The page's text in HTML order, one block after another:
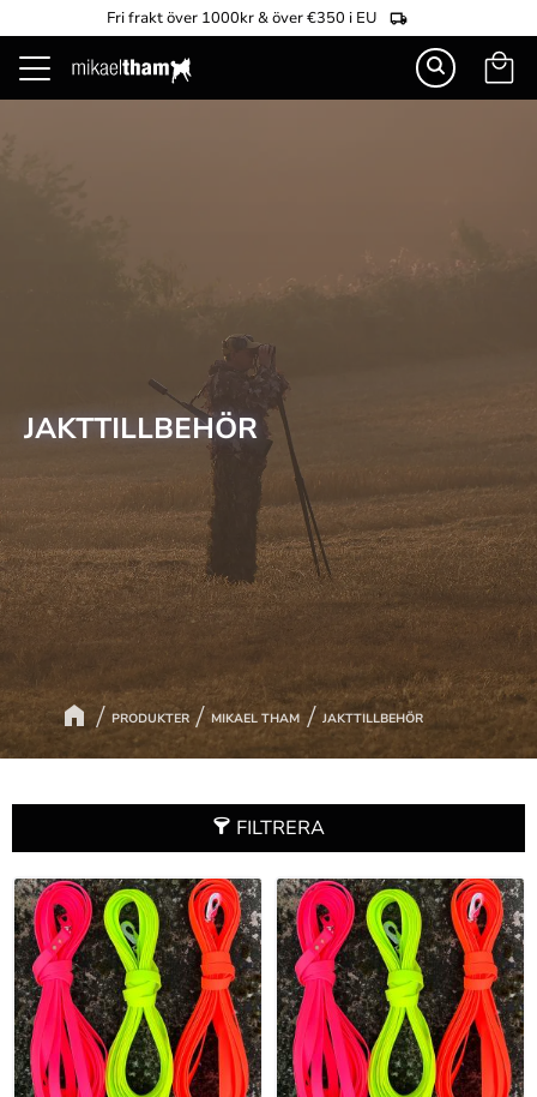
Meny
Fri frakt över 1000kr & över €350 i EU
PRODUKTER MIKAEL THAM JAKTTILLBEHÖR
JAKTTILLBEHÖR
FILTRERA